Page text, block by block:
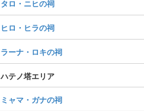
タロ・ニヒの祠
ヒロ・ヒラの祠
ラーナ・ロキの祠
ハテノ塔エリア
ミャマ・ガナの祠